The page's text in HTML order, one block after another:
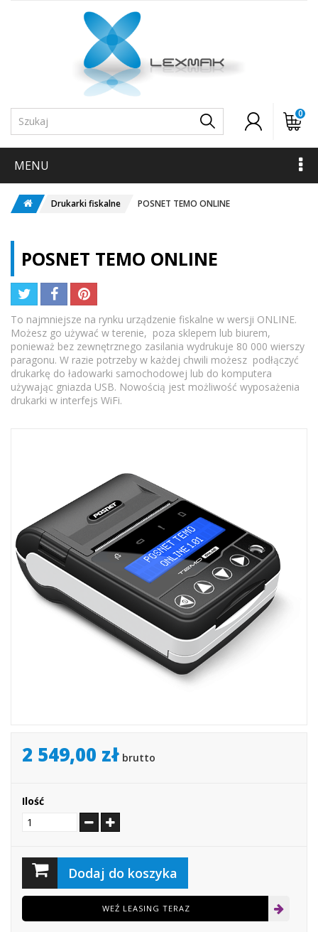
0
MENU
Drukarki fiskalne POSNET TEMO ONLINE
POSNET TEMO ONLINE
To najmniejsze na rynku urządzenie fiskalne w wersji ONLINE.
Możesz go używać w terenie, poza sklepem lub biurem,
ponieważ bez zewnętrznego zasilania wydrukuje 80 000 wierszy
paragonu. W razie potrzeby w każdej chwili możesz podłączyć
drukarkę do ładowarki samochodowej lub do komputera
używając gniazda USB. Nowością jest możliwość wyposażenia
drukarki w interfejs WiFi.
2 549,00 zł brutto
Ilość
Dodaj do koszyka
WEŹ LEASING TERAZ